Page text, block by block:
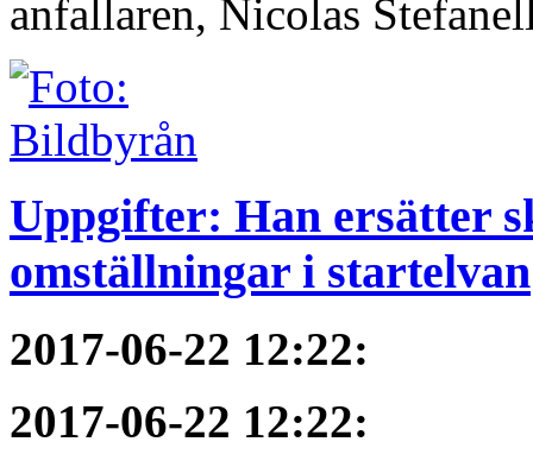
anfallaren, Nicolas
Uppgifter: Han ersätter
omställningar i startelvan
2017-06-22 12:22:
2017-06-22 12:22: